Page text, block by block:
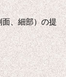
、細部）の提